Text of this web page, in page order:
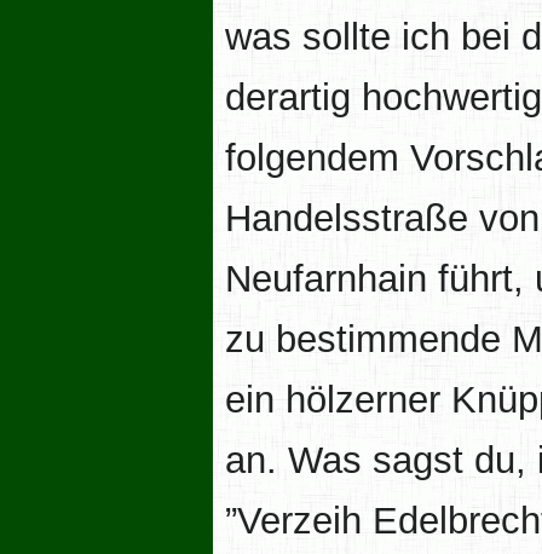
was sollte ich bei
derartig
folgendem
Handelsstraße
Neufarnhain führt,
zu bestimmende
ein hölzerner
an. Was sagst du,
”Verzeih